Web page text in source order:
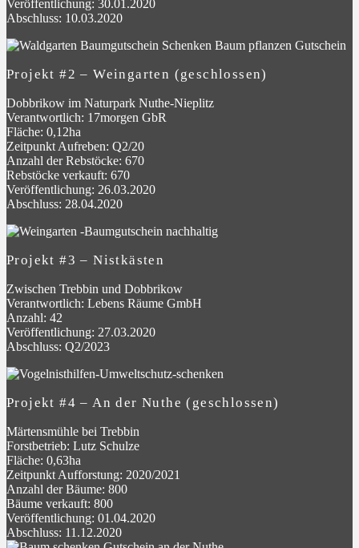
Veröffentlichung: 30.01.2020
Abschluss: 10.03.2020
Projekt #2 – Weingarten (geschlossen)
Dobbrikow im Naturpark Nuthe-Nieplitz
Verantwortlich: 17morgen GbR
Fläche: 0,12ha
Zeitpunkt Aufreben: Q2/20
Anzahl der Rebstöcke: 670
Rebstöcke verkauft: 670
Veröffentlichung: 26.03.2020
Abschluss: 28.04.2020
Projekt #3 – Nistkästen
Zwischen Trebbin und Dobbrikow
Verantwortlich: Lebens Räume GmbH
Anzahl: 42
Veröffentlichung: 27.03.2020
Abschluss: Q2/2023
Projekt #4 – An der Nuthe (geschlossen)
Märtensmühle bei Trebbin
Forstbetrieb: Lutz Schulze
Fläche: 0,63ha
Zeitpunkt Aufforstung: 2020/2021
Anzahl der Bäume: 800
Bäume verkauft: 800
Veröffentlichung: 01.04.2020
Abschluss: 11.12.2020